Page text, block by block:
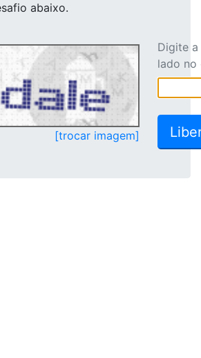
abaixo.
[trocar imagem]
Digite
lado no